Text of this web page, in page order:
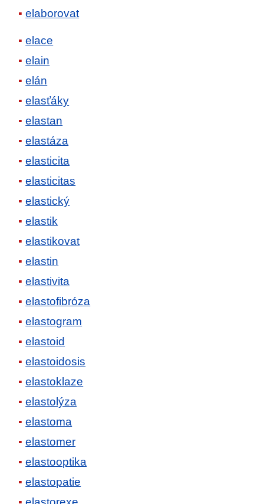
elaborovat
elace
elain
elán
elasťáky
elastan
elastáza
elasticita
elasticitas
elastický
elastik
elastikovat
elastin
elastivita
elastofibróza
elastogram
elastoid
elastoidosis
elastoklaze
elastolýza
elastoma
elastomer
elastooptika
elastopatie